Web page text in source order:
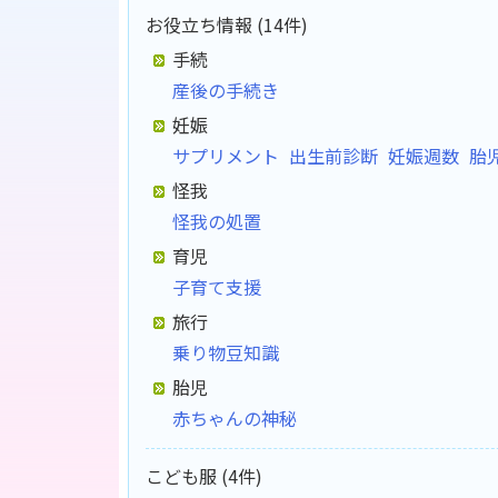
お役立ち情報 (14件)
手続
産後の手続き
妊娠
サプリメント 出生前診断 妊娠週数 胎
怪我
怪我の処置
育児
子育て支援
旅行
乗り物豆知識
胎児
赤ちゃんの神秘
こども服 (4件)